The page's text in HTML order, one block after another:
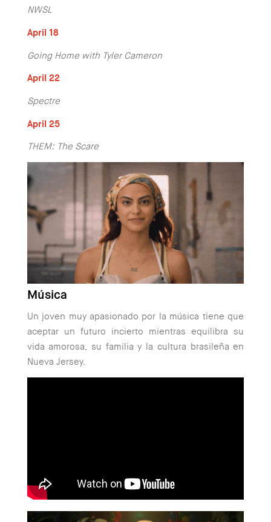
NWSL
April 18
Going Home with Tyler Cameron
April 22
Spectre
April 25
THEM: The Scare
Música
Un joven muy apasionado por la música tiene que
aceptar un futuro incierto mientras equilibra su
vida amorosa, su familia y la cultura brasileña en
Nueva Jersey.